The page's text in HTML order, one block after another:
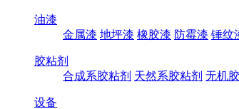
油漆
金属漆 地坪漆 橡胶漆 防霉漆 锤纹
胶粘剂
合成系胶粘剂 天然系胶粘剂 无机
设备